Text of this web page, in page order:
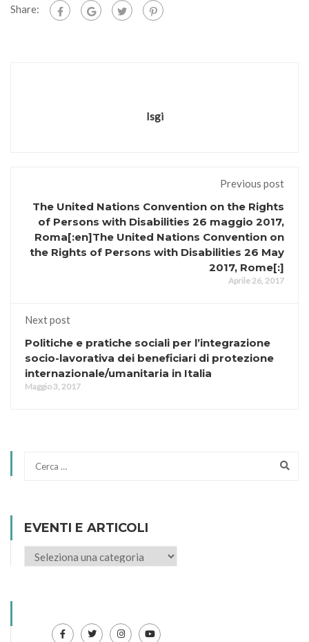
Share:
Isgi
Previous post
The United Nations Convention on the Rights
of Persons with Disabilities 26 maggio 2017,
Roma[:en]The United Nations Convention on
the Rights of Persons with Disabilities 26 May
2017, Rome[:]
Aprile 26, 2017
Next post
Politiche e pratiche sociali per l’integrazione
socio-lavorativa dei beneficiari di protezione
internazionale/umanitaria in Italia
Maggio 3, 2017
EVENTI E ARTICOLI